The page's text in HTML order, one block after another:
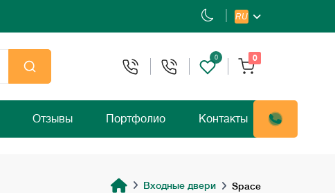
RU
0 0
Отзывы Портфолио Контакты
Входные двери Space